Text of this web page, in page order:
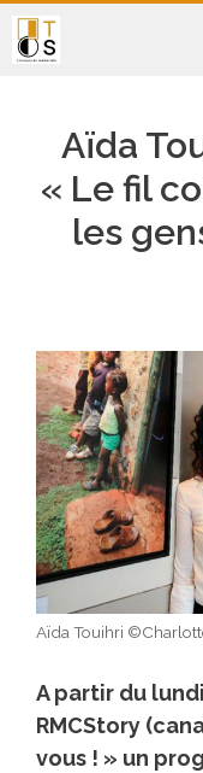
Aller
au
Aïda
« Le fil
les
Aïda Touihri
A partir du
RMCStory
vous ! » un